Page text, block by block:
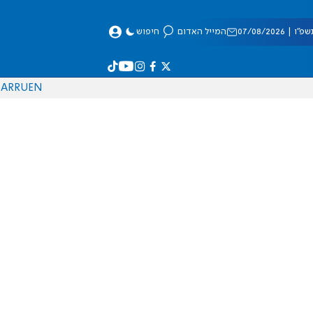
08/2026 המייל האדום חיפוש
EN
RU
AR